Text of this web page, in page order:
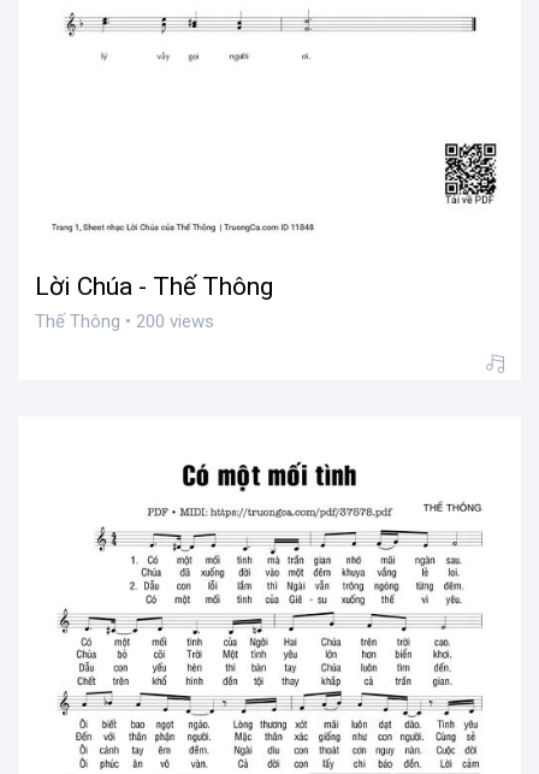
Lời Chúa - Thế Thông
Thế Thông • 200 views